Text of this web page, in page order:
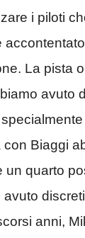
i piloti
La pista
avuto
con Biaggi
un quarto
anni,